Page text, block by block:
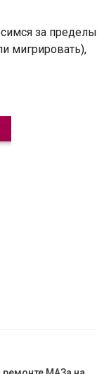
за пределы
мигрировать),